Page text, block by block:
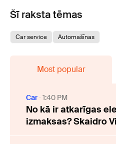
Šī raksta tēmas
Car service Automašīnas
Most popular
Car 1:40 PM
No kā ir atkarīgas
izmaksas? Skaidro